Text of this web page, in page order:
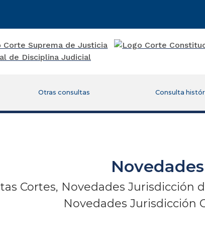
Otras consultas Consulta
Novedades
Cortes, Novedades Jurisdicción
Novedades Jurisdicción